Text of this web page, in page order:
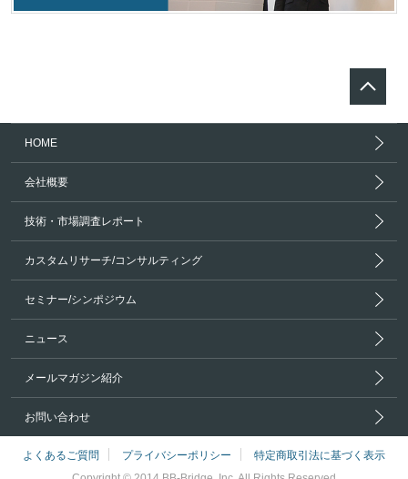
HOME
会社概要
技術・市場調査レポート
カスタムリサーチ/コンサルティング
セミナー/シンポジウム
ニュース
メールマガジン紹介
お問い合わせ
よくあるご質問 プライバシーポリシー
特定商取引法に基づく表示